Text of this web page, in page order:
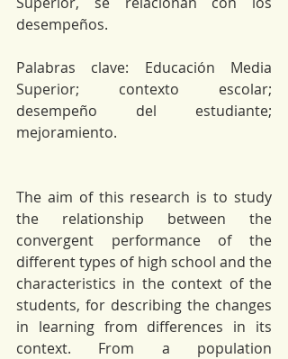
desempeños.
Palabras clave: Educación Media
Superior; contexto escolar;
desempeño del estudiante;
mejoramiento.
The aim of this research is to study
the relationship between the
convergent performance of the
different types of high school and the
characteristics in the context of the
students, for describing the changes
in learning from differences in its
context. From a population